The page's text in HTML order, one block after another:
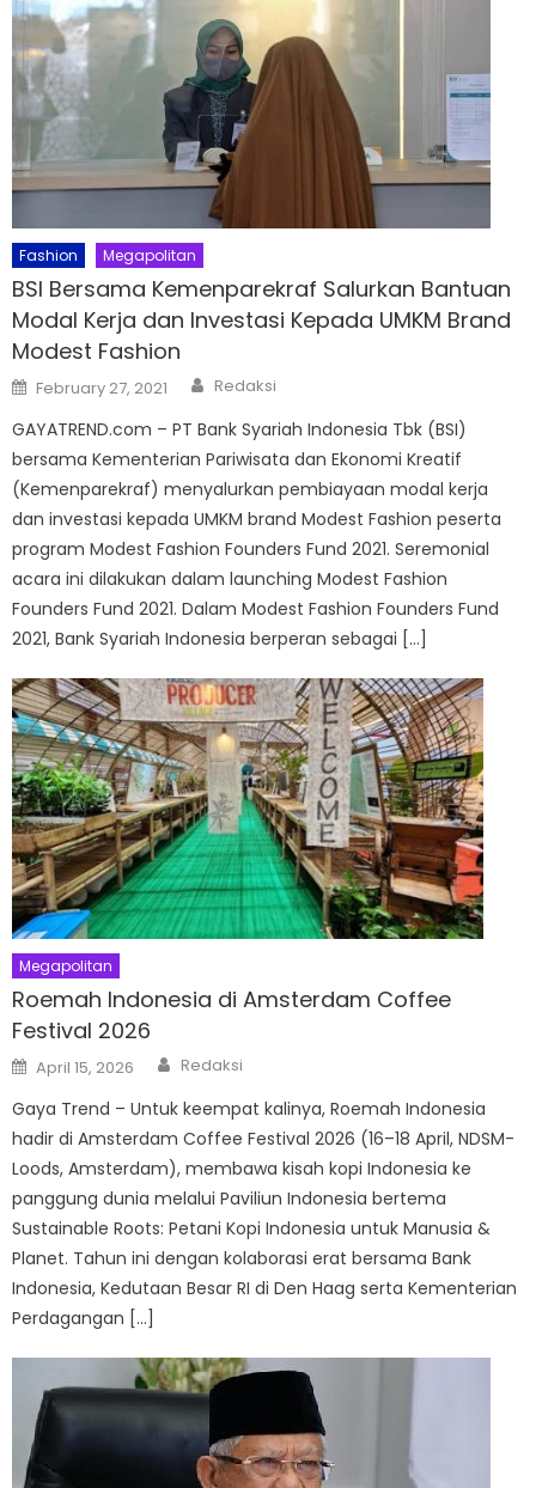
Fashion Megapolitan
BSI Bersama Kemenparekraf Salurkan Bantuan
Modal Kerja dan Investasi Kepada UMKM Brand
Modest Fashion
Posted
on
February 27, 2021 Author
Redaksi
GAYATREND.com – PT Bank Syariah Indonesia Tbk (BSI)
bersama Kementerian Pariwisata dan Ekonomi Kreatif
(Kemenparekraf) menyalurkan pembiayaan modal kerja
dan investasi kepada UMKM brand Modest Fashion peserta
program Modest Fashion Founders Fund 2021. Seremonial
acara ini dilakukan dalam launching Modest Fashion
Founders Fund 2021. Dalam Modest Fashion Founders Fund
2021, Bank Syariah Indonesia berperan sebagai […]
Megapolitan
Roemah Indonesia di Amsterdam Coffee
Festival 2026
Posted
on
April 15, 2026 Author
Redaksi
Gaya Trend – Untuk keempat kalinya, Roemah Indonesia
hadir di Amsterdam Coffee Festival 2026 (16–18 April, NDSM-
Loods, Amsterdam), membawa kisah kopi Indonesia ke
panggung dunia melalui Paviliun Indonesia bertema
Sustainable Roots: Petani Kopi Indonesia untuk Manusia &
Planet. Tahun ini dengan kolaborasi erat bersama Bank
Indonesia, Kedutaan Besar RI di Den Haag serta Kementerian
Perdagangan […]